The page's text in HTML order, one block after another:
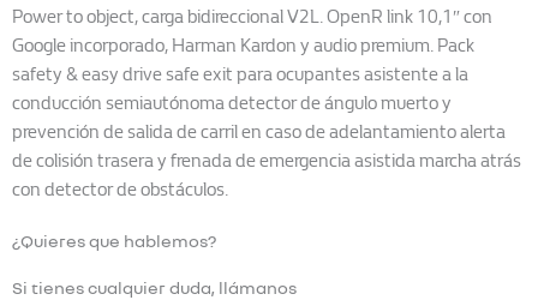
Power to object, carga bidireccional V2L. OpenR link 10,1″ con
Google incorporado, Harman Kardon y audio premium. Pack
safety & easy drive safe exit para ocupantes asistente a la
conducción semiautónoma detector de ángulo muerto y
prevención de salida de carril en caso de adelantamiento alerta
de colisión trasera y frenada de emergencia asistida marcha atrás
con detector de obstáculos.
¿Quieres que hablemos?
Si tienes cualquier duda, llámanos